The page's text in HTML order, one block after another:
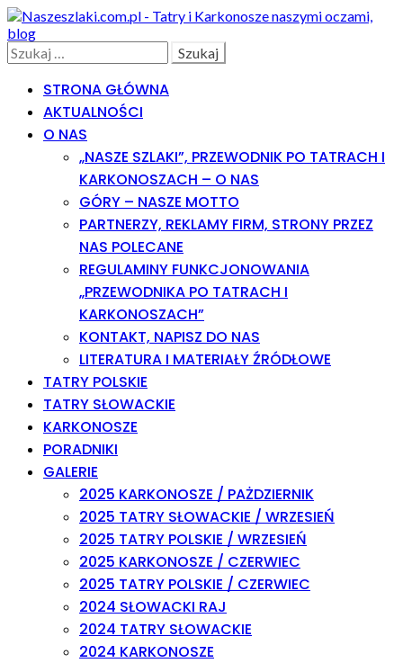
Skip
to
navigation
Skip
to
content
Search
Szukaj:
STRONA GŁÓWNA
AKTUALNOŚCI
O NAS
„NASZE SZLAKI”, PRZEWODNIK PO TATRACH I
KARKONOSZACH – O NAS
GÓRY – NASZE MOTTO
PARTNERZY, REKLAMY FIRM, STRONY PRZEZ
NAS POLECANE
REGULAMINY FUNKCJONOWANIA
„PRZEWODNIKA PO TATRACH I
KARKONOSZACH”
KONTAKT, NAPISZ DO NAS
LITERATURA I MATERIAŁY ŹRÓDŁOWE
TATRY POLSKIE
TATRY SŁOWACKIE
KARKONOSZE
PORADNIKI
GALERIE
2025 KARKONOSZE / PAŻDZIERNIK
2025 TATRY SŁOWACKIE / WRZESIEŃ
2025 TATRY POLSKIE / WRZESIEŃ
2025 KARKONOSZE / CZERWIEC
2025 TATRY POLSKIE / CZERWIEC
2024 SŁOWACKI RAJ
2024 TATRY SŁOWACKIE
2024 KARKONOSZE